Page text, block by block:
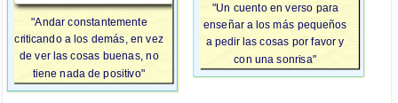
"Andar constantemente
criticando a los demás, en vez
de ver las cosas buenas, no
tiene nada de positivo"
"Un cuento en verso para
enseñar a los más pequeños
a pedir las cosas por favor y
con una sonrisa"